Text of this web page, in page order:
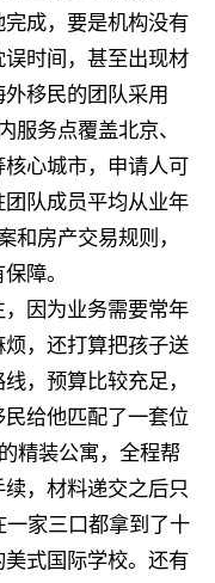
成，要是机构没有
时间，甚至出现材
移民的团队采用
服务点覆盖北京、
核心城市，申请人可
队成员平均从业年
和房产交易规则，
障。
因为业务需要常年
，还打算把孩子送
，预算比较充足，
给他匹配了一套位
精装公寓，全程帮
，材料递交之后只
一家三口都拿到了十
式国际学校。还有